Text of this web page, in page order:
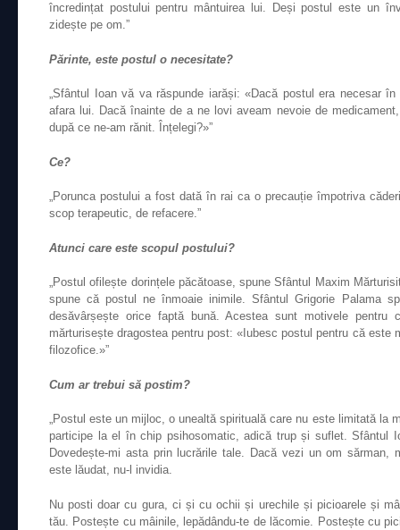
încredințat postului pentru mântuirea lui. Deși postul este un
zidește pe om.”
Părinte, este postul o necesitate?
„Sfântul Ioan vă va răspunde iarăși: «Dacă postul era necesar
afara lui. Dacă înainte de a ne lovi aveam nevoie de
după ce ne-am rănit. Înțelegi?»”
Ce?
„Porunca postului a fost dată în rai ca o precauție împotriva
scop terapeutic, de refacere.”
Atunci care este scopul postului?
„Postul ofilește dorințele păcătoase, spune Sfântul Maxim
spune că postul ne înmoaie inimile. Sfântul Grigorie Palama
desăvârșește orice faptă bună. Acestea sunt motivele
mărturisește dragostea pentru post: «Iubesc postul pentru că este
filozofice.»”
Cum ar trebui să postim?
„Postul este un mijloc, o unealtă spirituală care nu este limitată la
participe la el în chip psihosomatic, adică trup și suflet. Sfântul
Dovedește-mi asta prin lucrările tale. Dacă vezi un om sărman,
este lăudat, nu-l invidia.
Nu posti doar cu gura, ci și cu ochii și urechile și picioarele și
tău. Postește cu mâinile, lepădându-te de lăcomie. Postește cu